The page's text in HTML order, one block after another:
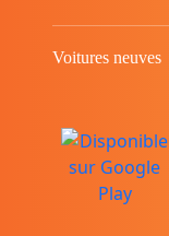
Voitures neuves